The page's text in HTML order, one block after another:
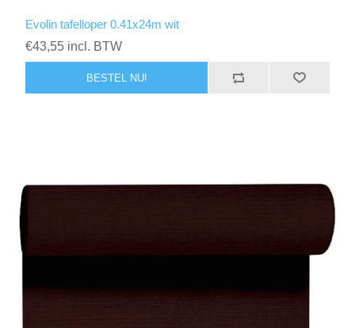
Evolin tafelloper 0.41x24m wit
€43,55 incl. BTW